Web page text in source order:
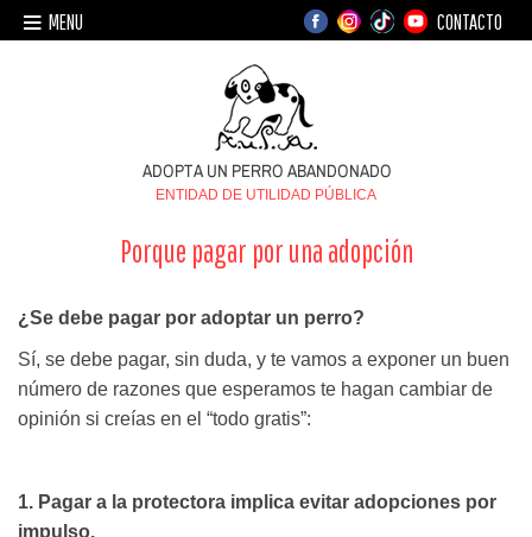
MENU CONTACTO
ENTIDAD DE UTILIDAD PÚBLICA
Porque pagar por una adopción
¿Se debe pagar por adoptar un perro?
Sí, se debe pagar, sin duda, y te vamos a exponer un buen
número de razones que esperamos te hagan cambiar de
opinión si creías en el “todo gratis”:
1. Pagar a la protectora implica evitar adopciones por
impulso.